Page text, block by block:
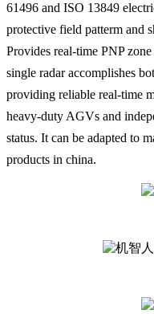
61496 and ISO 13849
protective field patterm and
Provides real-time PNP
single radar accomplishes
providing reliable real-time
heavy-duty AGVs and
status. It can be adapted to
products in china.